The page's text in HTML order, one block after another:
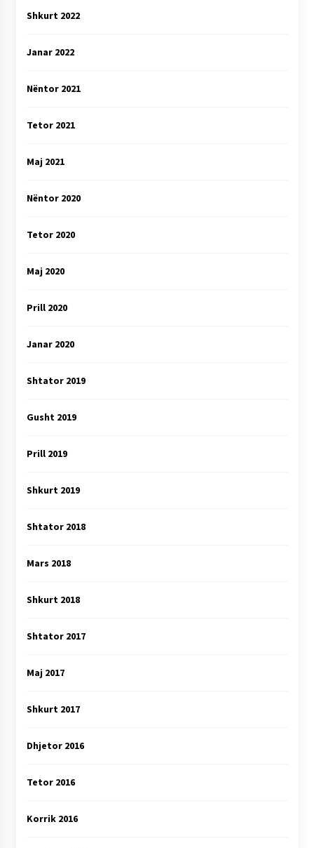
Shkurt 2022
Janar 2022
Nëntor 2021
Tetor 2021
Maj 2021
Nëntor 2020
Tetor 2020
Maj 2020
Prill 2020
Janar 2020
Shtator 2019
Gusht 2019
Prill 2019
Shkurt 2019
Shtator 2018
Mars 2018
Shkurt 2018
Shtator 2017
Maj 2017
Shkurt 2017
Dhjetor 2016
Tetor 2016
Korrik 2016